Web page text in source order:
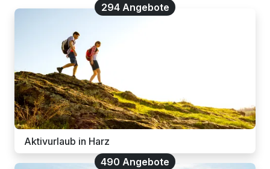
294 Angebote
Aktivurlaub in Harz
490 Angebote